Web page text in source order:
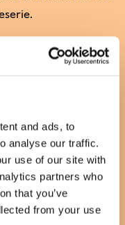
and ads, to
analyse our traffic.
use of our site with
partners who
that you’ve
from your use
Sandnes